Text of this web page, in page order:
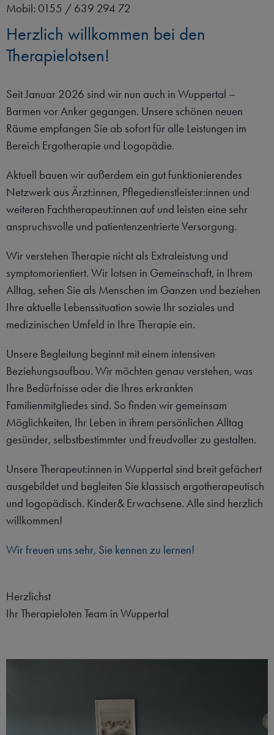
Mobil: 0155 / 639 294 72
Herzlich willkommen bei den
Therapielotsen!
Seit Januar 2026 sind wir nun auch in Wuppertal –
Barmen vor Anker gegangen. Unsere schönen neuen
Räume empfangen Sie ab sofort für alle Leistungen im
Bereich Ergotherapie und Logopädie.
Aktuell bauen wir außerdem ein gut funktionierendes
Netzwerk aus Ärzt:innen, Pflegedienstleister:innen und
weiteren Fachtherapeut:innen auf und leisten eine sehr
anspruchsvolle und patientenzentrierte Versorgung.
Wir verstehen Therapie nicht als Extraleistung und
symptomorientiert. Wir lotsen in Gemeinschaft, in Ihrem
Alltag, sehen Sie als Menschen im Ganzen und beziehen
Ihre aktuelle Lebenssituation sowie Ihr soziales und
medizinischen Umfeld in Ihre Therapie ein.
Unsere Begleitung beginnt mit einem intensiven
Beziehungsaufbau. Wir möchten genau verstehen, was
Ihre Bedürfnisse oder die Ihres erkrankten
Familienmitgliedes sind. So finden wir gemeinsam
Möglichkeiten, Ihr Leben in ihrem persönlichen Alltag
gesünder, selbstbestimmter und freudvoller zu gestalten.
Unsere Therapeut:innen in Wuppertal sind breit gefächert
ausgebildet und begleiten Sie klassisch ergotherapeutisch
und logopädisch. Kinder& Erwachsene. Alle sind herzlich
willkommen!
Wir freuen uns sehr, Sie kennen zu lernen!
Herzlichst
Ihr Therapieloten Team in Wuppertal